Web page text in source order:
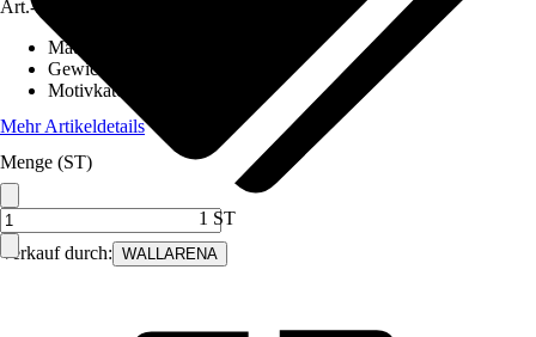
Verkauf durch: WALLARENA
Art.-Nr.
Material Leinwand
Gewicht
Motivkategorie
Mehr Artikeldetails
Menge (ST)
1 ST